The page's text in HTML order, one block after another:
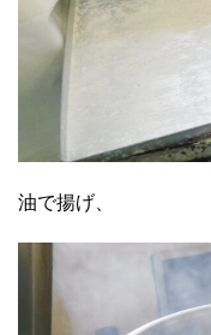
油で揚げ、